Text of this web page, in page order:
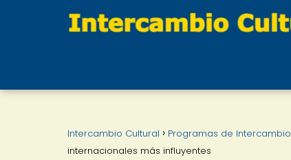
Intercambio Cultural Programas de Intercambio
internacionales más influyentes